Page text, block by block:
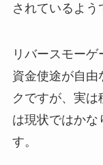
されているよう
リバースモーゲ
資金使途が自由
クですが、実
は現状ではかな
す。